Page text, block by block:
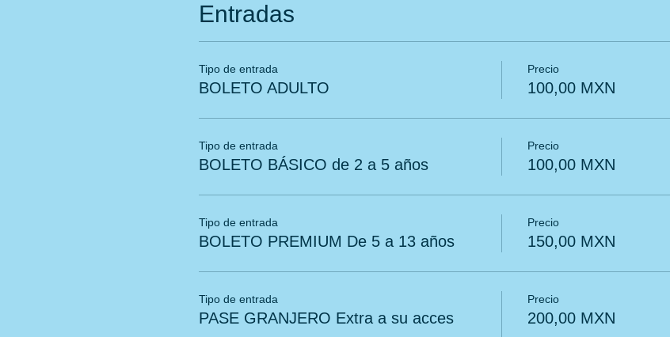
Entradas
Tipo de entrada
BOLETO ADULTO
Precio
100,00 MXN
Tipo de entrada
BOLETO BÁSICO de 2 a 5 años
Precio
100,00 MXN
Tipo de entrada
BOLETO PREMIUM De 5 a 13 años
Precio
150,00 MXN
Tipo de entrada
PASE GRANJERO Extra a su acces
Precio
200,00 MXN